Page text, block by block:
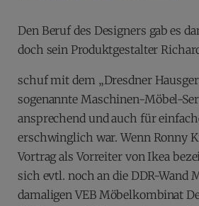
Den Beruf des Designers gab es
doch sein Produktgestalter
schuf mit dem „Dresdner
sogenannte Maschinen-Möbel-
ansprechend und auch für
erschwinglich war. Wenn Ronny
Vortrag als Vorreiter von Ikea
sich evtl. noch an die DDR-Wand
damaligen VEB Möbelkombinat